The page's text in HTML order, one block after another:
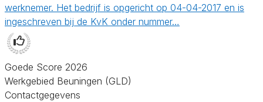
werknemer. Het bedrijf is opgericht op 04-04-2017 en is
ingeschreven bij de KvK onder nummer…
Goede Score 2026
Werkgebied Beuningen (GLD)
Contactgegevens